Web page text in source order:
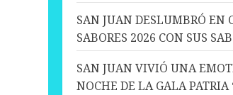
SAN JUAN DESLUMBRÓ EN
SABORES 2026 CON SUS
SAN JUAN VIVIÓ UNA
NOCHE DE LA GALA PATRIA